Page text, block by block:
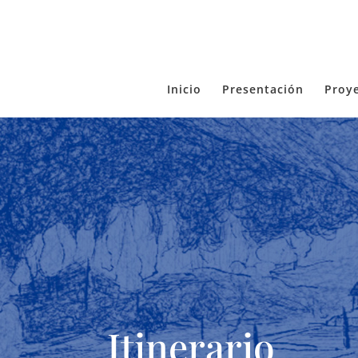
Inicio Presentación
Itinerario